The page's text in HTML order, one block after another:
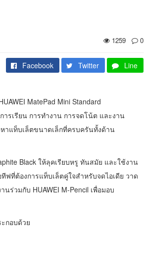
1259 0
Facebook Twitter Line
MatePad Mini Standard
รเรียน การทำงาน การจดโน้ต และงาน
าแท็บเล็ตขนาดเล็กที่ครบครันทั้งด้าน
Black ให้ลุคเรียบหรู ทันสมัย และใช้งาน
ฟที่ต้องการแท็บเล็ตคู่ใจสำหรับจดไอเดีย วาด
ร่วมกับ HUAWEI M-Pencil เพื่อมอบ
กอบด้วย